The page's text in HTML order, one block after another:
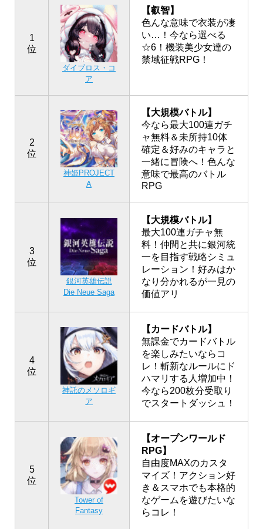
1
位
ダイブロス・コ
ア
【叡智】
色んな意味で衣装が凄
い…！今なら選べる
☆6！機装美少女達の
禁域征戦RPG！
2
位
神姫PROJECT
A
【大規模バトル】
今なら最大100連ガチ
ャ無料＆未所持10体
確定＆好みのキャラと
一緒に冒険へ！色んな
意味で最高のバトル
RPG
3
位
銀河英雄伝説
Die Neue Saga
【大規模バトル】
最大100連ガチャ無
料！仲間と共に銀河統
一を目指す戦略シミュ
レーション！好みはか
なり分かれるが一見の
価値アリ
4
位
神託のメソロギ
ア
【カードバトル】
無課金でカードバトル
を楽しみたいならコ
レ！斬新なルールにド
ハマリする人増加中！
今なら200枚分受取り
でスタートダッシュ！
5
位
Tower of
Fantasy
【オープンワールド
RPG】
自由度MAXのカスタ
マイズ！アクション好
き＆スマホでも本格的
なゲームを遊びたいな
らコレ！